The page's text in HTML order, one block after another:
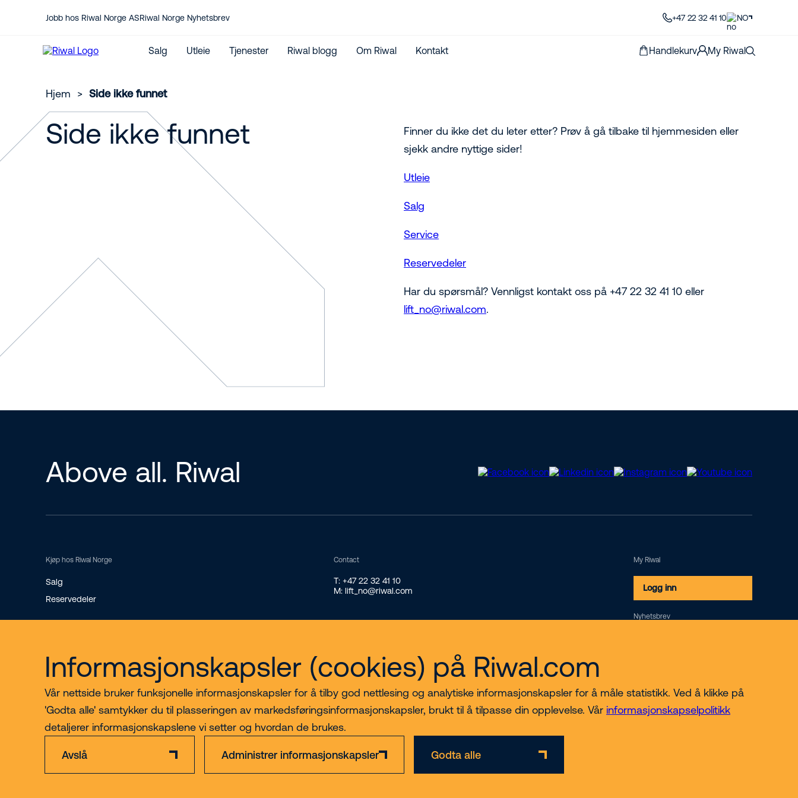
Informasjonskapsler (cookies) på Riwal.com
Vår nettside bruker funksjonelle informasjonskapsler for å tilby god nettlesing og analytiske informasjonskapsler for å måle statistikk. Ved å klikke på
'Godta alle' samtykker du til plasseringen av markedsføringsinformasjonskapsler, brukt til å tilpasse din opplevelse. Vår informasjonskapselpolitikk
detaljerer informasjonskapslene vi setter og hvordan de brukes.
Avslå Administrer informasjonskapsler Godta alle
Jobb hos Riwal Norge ASRiwal Norge Nyhetsbrev +47 22 32 41 10 NO
Salg
Jeg vil kjøpe lift
Utleie Tjenester
Service
Reservedeler
Riwal blogg Om Riwal Kontakt
Kontakt oss her
Medarbeidere
Handlekurv My Riwal
Hjem > Side ikke funnet
Side ikke funnet
Finner du ikke det du leter etter? Prøv å gå tilbake til hjemmesiden eller
sjekk andre nyttige sider!
Utleie
Salg
Service
Reservedeler
Har du spørsmål? Vennligst kontakt oss på +47 22 32 41 10 eller
lift_no@riwal.com.
Above all. Riwal
Kjøp hos Riwal Norge
Salg
Reservedeler
Contact
T: +47 22 32 41 10
M: lift_no@riwal.com
My Riwal
Logg inn
Nyhetsbrev
AnsvarsfraskrivelsePersonvern- og
informasjonskapsler
223 862